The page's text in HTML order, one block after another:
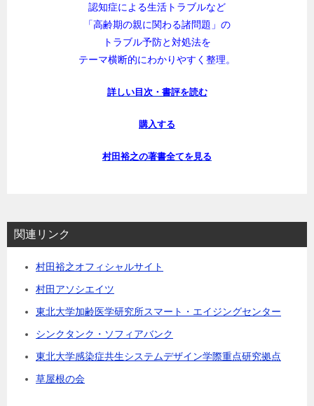
認知症による生活トラブルなど
「高齢期の親に関わる諸問題」の
トラブル予防と対処法を
テーマ横断的にわかりやすく整理。
詳しい目次・書評を読む
購入する
村田裕之の著書全てを見る
関連リンク
村田裕之オフィシャルサイト
村田アソシエイツ
東北大学加齢医学研究所スマート・エイジングセンター
シンクタンク・ソフィアバンク
東北大学感染症共生システムデザイン学際重点研究拠点
草屋根の会